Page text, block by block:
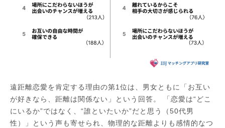
遠距離恋愛を肯定する理由の第1位は、男女ともに「お互い
が好きなら、距離は関係ない」という回答。 「恋愛は“どこ
にいるか”ではなく、“誰といたいか”だと思う（50代男
性）」という声も寄せられ、物理的な距離よりも感情的なつ